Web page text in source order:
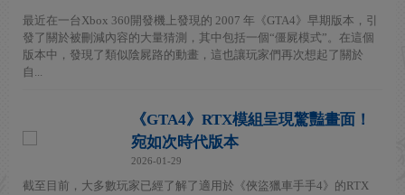
最近在一台Xbox 360開發機上發現的 2007 年《GTA4》早期版本，引
發了關於被刪減內容的大量猜測，其中包括一個“僵屍模式”。在這個
版本中，發現了類似陰屍路的動畫，這也讓玩家們再次想起了關於
自...
《GTA4》RTX模組呈現驚豔畫面！
宛如次時代版本
2026-01-29
截至目前，大多數玩家已經了解了適用於《俠盜獵車手手4》的RTX